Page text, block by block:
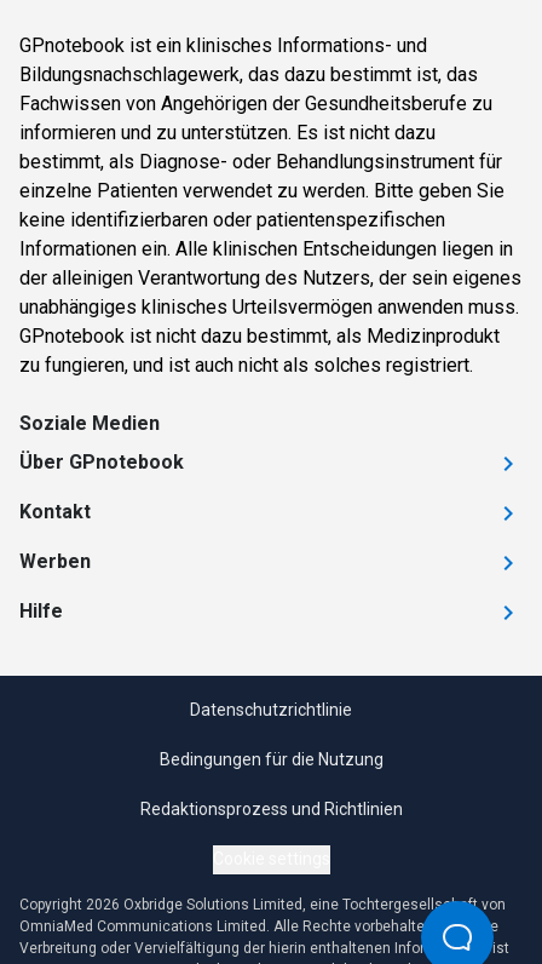
GPnotebook ist ein klinisches Informations- und
Bildungsnachschlagewerk, das dazu bestimmt ist, das
Fachwissen von Angehörigen der Gesundheitsberufe zu
informieren und zu unterstützen. Es ist nicht dazu
bestimmt, als Diagnose- oder Behandlungsinstrument für
einzelne Patienten verwendet zu werden. Bitte geben Sie
keine identifizierbaren oder patientenspezifischen
Informationen ein. Alle klinischen Entscheidungen liegen in
der alleinigen Verantwortung des Nutzers, der sein eigenes
unabhängiges klinisches Urteilsvermögen anwenden muss.
GPnotebook ist nicht dazu bestimmt, als Medizinprodukt
zu fungieren, und ist auch nicht als solches registriert.
Soziale Medien
Über GPnotebook
Kontakt
Werben
Hilfe
Datenschutzrichtlinie
Bedingungen für die Nutzung
Redaktionsprozess und Richtlinien
Copyright 2026 Oxbridge Solutions Limited, eine Tochtergesellschaft von
OmniaMed Communications Limited. Alle Rechte vorbehalten. Jegliche
Verbreitung oder Vervielfältigung der hierin enthaltenen Informationen ist